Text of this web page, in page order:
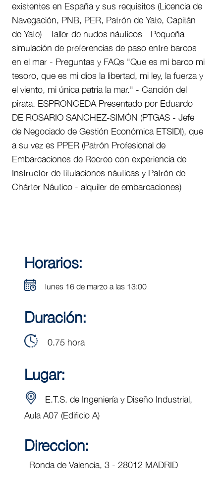
existentes en España y sus requisitos (Licencia de
Navegación, PNB, PER, Patrón de Yate, Capitán
de Yate) - Taller de nudos náuticos - Pequeña
simulación de preferencias de paso entre barcos
en el mar - Preguntas y FAQs "Que es mi barco mi
tesoro, que es mi dios la libertad, mi ley, la fuerza y
el viento, mi única patria la mar." - Canción del
pirata. ESPRONCEDA Presentado por Eduardo
DE ROSARIO SANCHEZ-SIMÓN (PTGAS - Jefe
de Negociado de Gestión Económica ETSIDI), que
a su vez es PPER (Patrón Profesional de
Embarcaciones de Recreo con experiencia de
Instructor de titulaciones náuticas y Patrón de
Chárter Náutico - alquiler de embarcaciones)
Horarios:
lunes 16 de marzo a las 13:00
Duración:
0.75 hora
Lugar:
E.T.S. de Ingeniería y Diseño Industrial,
Aula A07 (Edificio A)
Direccion:
Ronda de Valencia, 3 - 28012 MADRID